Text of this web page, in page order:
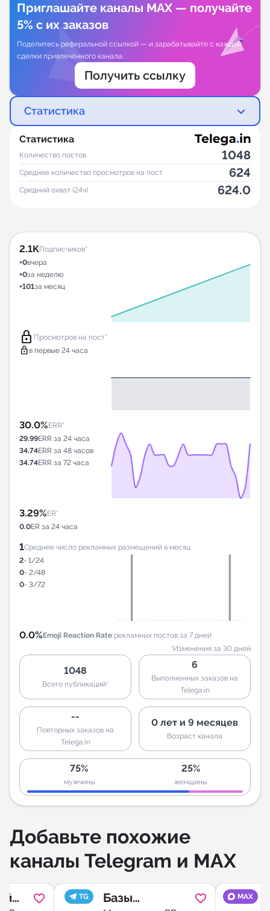
Приглашайте каналы MAX — получайте
5% с их заказов
Поделитесь реферальной ссылкой — и зарабатывайте с каждой
сделки привлечённого канала.
Получить ссылку
Статистика
Статистика
Количество постов 1048
Среднее количество просмотров на пост 624
Средний охват (24ч) 624.0
2.1KПодписчиков*
+0вчера
+0за неделю
+101за месяц
lock Просмотров на пост*
lock в первые 24 часа
30.0%ERR*
29.99ERR за 24 часа
34.74ERR за 48 часов
34.74ERR за 72 часа
3.29%ER*
0.0ER за 24 часа
1Среднее число рекламных размещений в месяц
2- 1/24
0- 2/48
0- 3/72
0.0%Emoji Reaction Rate рекламных постов за 7 дней
*Изменения за 30 дней
1048
Всего публикаций*
6
Выполненных заказов на
Telega.in
--
Повторных заказов на
Telega.in
0 лет и 9 месяцев
Возраст канала
75%
мужчины
25%
женщины
Добавьте похожие
каналы Telegram и MAX
TG
Базы
MAX